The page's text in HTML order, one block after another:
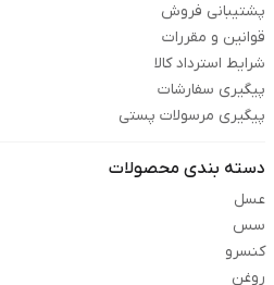
پشتیبانی فروش
قوانین و مقررات
شرایط استرداد کالا
پیگیری سفارشات
پیگیری مرسولات پستی
دسته بندی محصولات
عسل
سس
کنسرو
روغن